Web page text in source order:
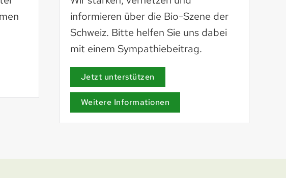
AöL
aoel.org
informieren über die Bio-Szene der
Schweiz. Bitte helfen Sie uns dabei
mit einem Sympathiebeitrag.
Jetzt unterstützen
Weitere Informationen